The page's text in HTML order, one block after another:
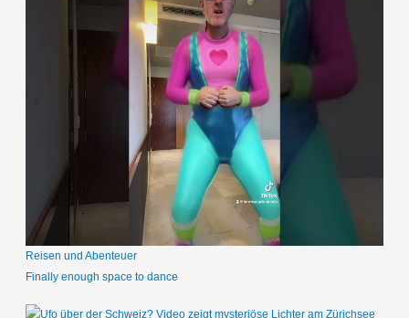
Reisen und Abenteuer
Finally enough space to dance